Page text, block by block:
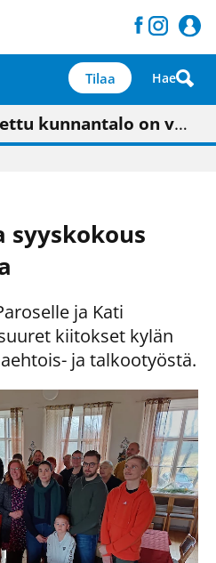
Tilaa Hae
näkyä hieman parempana painojäljen laatuna lehdessä
kunnantalo on valoisa
uudelleen keskustavisiotyön”
omavaraisemmin kuin kaupungissa"
syyskokous
ja Kati
kiitokset kylän
ja talkootyöstä.